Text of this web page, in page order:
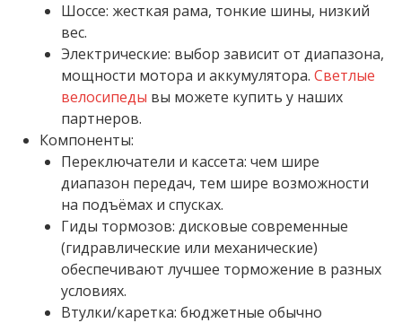
Шоссе: жесткая рама, тонкие шины, низкий
вес.
Электрические: выбор зависит от диапазона,
мощности мотора и аккумулятора. Светлые
велосипеды вы можете купить у наших
партнеров.
Компоненты:
Переключатели и кассета: чем шире
диапазон передач, тем шире возможности
на подъёмах и спусках.
Гиды тормозов: дисковые современные
(гидравлические или механические)
обеспечивают лучшее торможение в разных
условиях.
Втулки/каретка: бюджетные обычно